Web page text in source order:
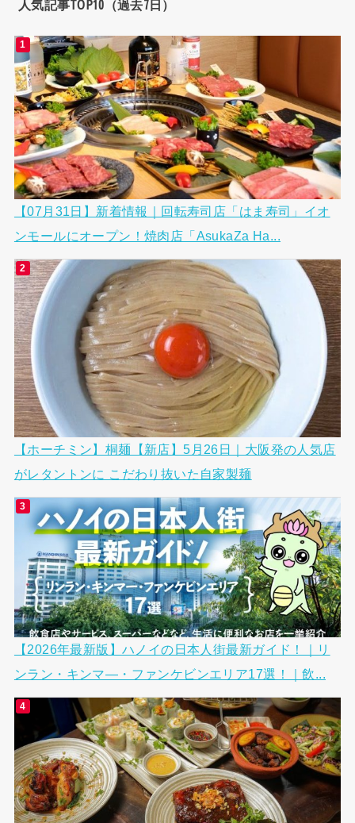
人気記事TOP10（過去7日）
【07月31日】新着情報｜回転寿司店「はま寿司」イオ
ンモールにオープン！焼肉店「AsukaZa Ha...
【ホーチミン】桐麺【新店】5月26日｜大阪発の人気店
がレタントンに こだわり抜いた自家製麺
【2026年最新版】ハノイの日本人街最新ガイド！｜リ
ンラン・キンマ―・ファンケビンエリア17選！｜飲...